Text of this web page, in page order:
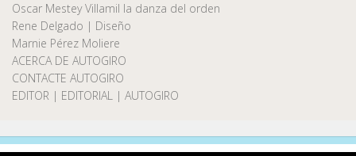
Oscar Mestey Villamil la danza del orden
Rene Delgado | Diseño
Marnie Pérez Moliere
ACERCA DE AUTOGIRO
CONTACTE AUTOGIRO
EDITOR | EDITORIAL | AUTOGIRO